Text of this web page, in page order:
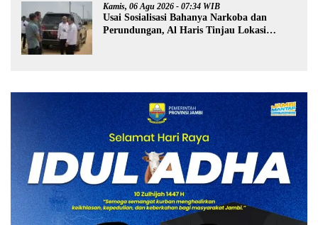
Kamis, 06 Agu 2026 - 07:34 WIB
Usai Sosialisasi Bahanya Narkoba dan
Perundungan, Al Haris Tinjau Lokasi